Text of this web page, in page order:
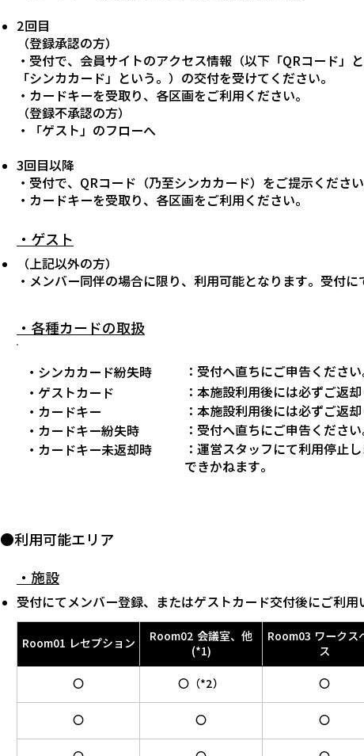
2回目
（登録承認の方）
・受付で、会員サイトのアクセス情報（以下「QRコード」
「シンカカード」という。）の交付を受けてください。
・カードキーを受取り、各区画をご利用ください。
（登録不承認の方）
・「ゲスト」のフローへ
3回目以降
・受付で、QRコード（乃至シンカカード）をご提示ください
​・カードキーを受取り、各区画をご利用ください。
・ゲスト
（上記以外の方）
・メンバー同伴の場合に限り、利用可能となります。受付
・各種カードの取扱
・シンカカード紛失時
：受付へ直ちにご申告ください
・ゲストカード
：本施設利用後には必ずご返却
・カードキー
：本施設利用後には必ずご返却
・カードキー紛失時
：受付へ直ちにご申告くださ
・カードキー未返却時
：運営スタッフにて利用停止
できかねます。
●利用可能エリア
・施設
受付にてメンバー登録、またはゲストカード交付後にご利用
Room01 レセプション
Room02 会議室、他
(*1)
Room03 ワークス
ス
〇 〇（*2） 〇
〇 〇 〇